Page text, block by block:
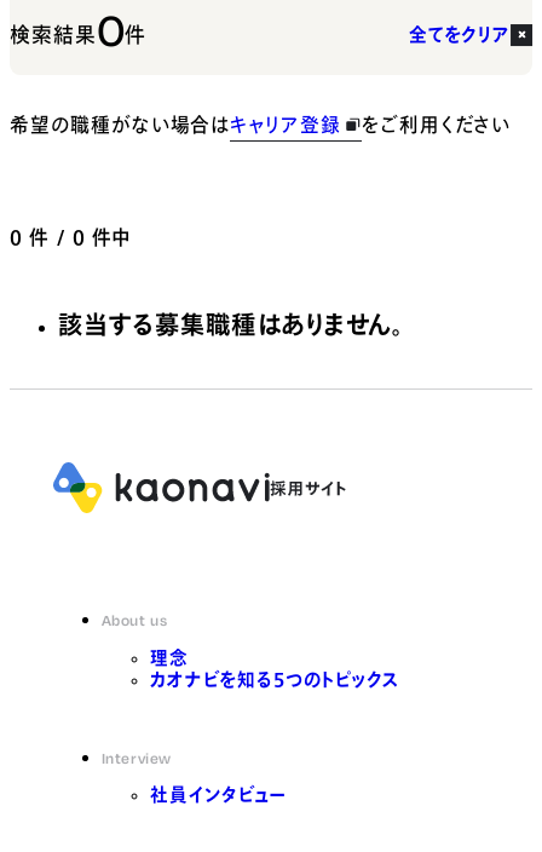
検索結果0件 全てをクリア
希望の職種がない場合はキャリア登録 をご利用ください
0 件 / 0 件中
該当する募集職種はありません。
About us
理念
カオナビを知る5つのトピックス
Interview
社員インタビュー